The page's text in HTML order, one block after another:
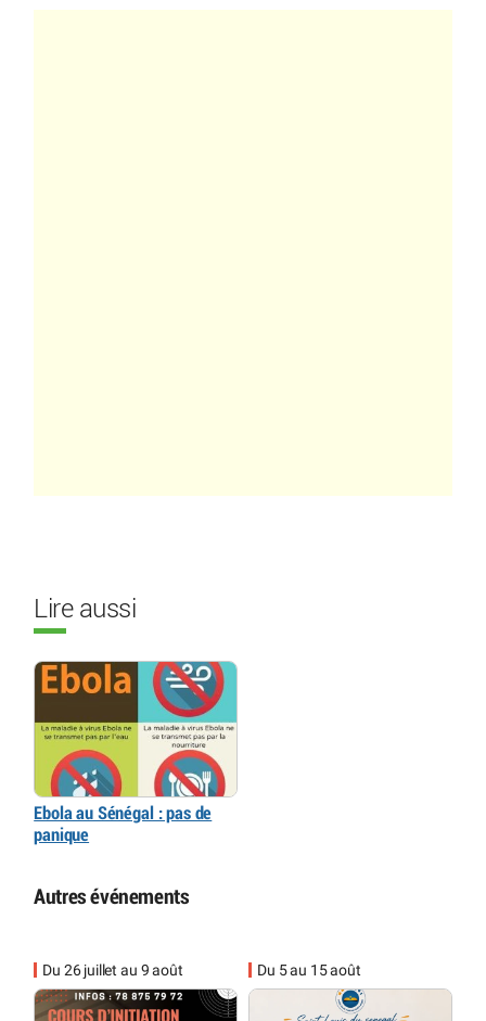
Lire aussi
Ebola au Sénégal : pas de
panique
Autres événements
Du 26 juillet au 9 août Du 5 au 15 août